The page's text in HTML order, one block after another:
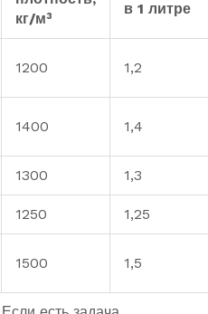
кг/м³
в 1 литре
1200 1,2
1400 1,4
1300 1,3
1250 1,25
1500 1,5